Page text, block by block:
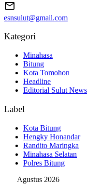
esnsulut@gmail.com
Kategori
Minahasa
Bitung
Kota Tomohon
Headline
Editorial Sulut News
Label
Kota Bitung
Hengky Honandar
Randito Maringka
Minahasa Selatan
Polres Bitung
Agustus 2026